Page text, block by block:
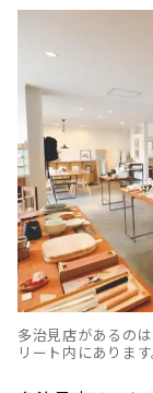
多治見店があるの
リート内にあります